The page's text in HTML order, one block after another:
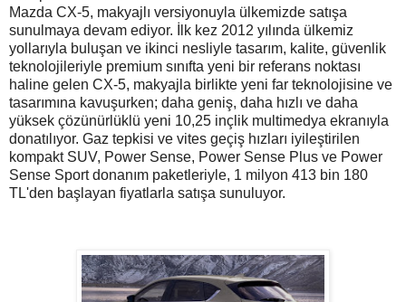
Mazda CX-5, makyajlı versiyonuyla ülkemizde satışa
sunulmaya devam ediyor. İlk kez 2012 yılında ülkemiz
yollarıyla buluşan ve ikinci nesliyle tasarım, kalite, güvenlik
teknolojileriyle premium sınıfta yeni bir referans noktası
haline gelen CX-5, makyajla birlikte yeni far teknolojisine ve
tasarımına kavuşurken; daha geniş, daha hızlı ve daha
yüksek çözünürlüklü yeni 10,25 inçlik multimedya ekranıyla
donatılıyor. Gaz tepkisi ve vites geçiş hızları iyileştirilen
kompakt SUV, Power Sense, Power Sense Plus ve Power
Sense Sport donanım paketleriyle, 1 milyon 413 bin 180
TL'den başlayan fiyatlarla satışa sunuluyor.